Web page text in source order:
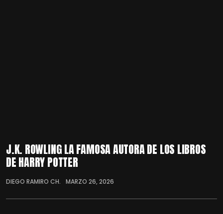
J.K. ROWLING LA FAMOSA AUTORA DE LOS LIBROS
DE HARRY POTTER
DIEGO RAMIRO CH. MARZO 26, 2026